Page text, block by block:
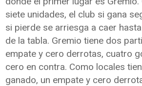
siete unidades, el club si gana
si pierde se arriesga a caer
de la tabla. Gremio tiene dos
empate y cero derrotas, cuatro
cero en contra. Como locales
ganado, un empate y cero